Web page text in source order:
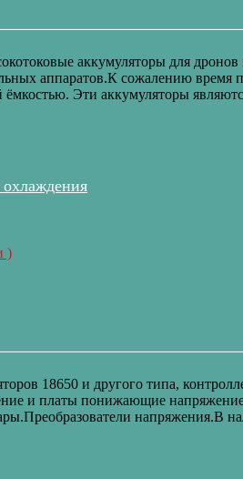
аккумуляторы для
аппаратов.К сожалению
Эти аккумуляторы
)
18650 и другого типа,
и платы понижающие напряжение!
напряжения.В